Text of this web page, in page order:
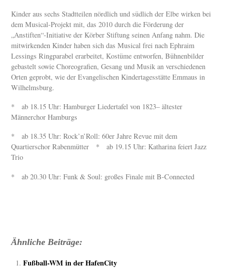
Kinder aus sechs Stadtteilen nördlich und südlich der Elbe wirken bei
dem Musical-Projekt mit, das 2010 durch die Förderung der
„Anstiften“-Initiative der Körber Stiftung seinen Anfang nahm. Die
mitwirkenden Kinder haben sich das Musical frei nach Ephraim
Lessings Ringparabel erarbeitet, Kostüme entworfen, Bühnenbilder
gebastelt sowie Choreografien, Gesang und Musik an verschiedenen
Orten geprobt, wie der Evangelischen Kindertagesstätte Emmaus in
Wilhelmsburg.
* ab 18.15 Uhr: Hamburger Liedertafel von 1823– ältester
Männerchor Hamburgs
* ab 18.35 Uhr: Rock’n’Roll: 60er Jahre Revue mit dem
Quartierschor Rabenmütter * ab 19.15 Uhr: Katharina feiert Jazz
Trio
* ab 20.30 Uhr: Funk & Soul: großes Finale mit B-Connected
Ähnliche Beiträge:
Fußball-WM in der HafenCity